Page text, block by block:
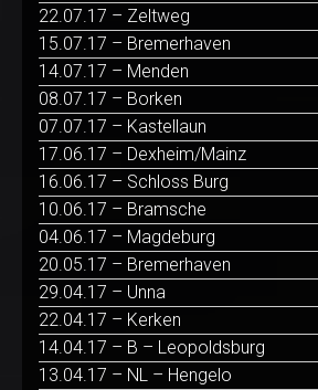
22.07.17 – Zeltweg
15.07.17 – Bremerhaven
14.07.17 – Menden
08.07.17 – Borken
07.07.17 – Kastellaun
17.06.17 – Dexheim/Mainz
16.06.17 – Schloss Burg
10.06.17 – Bramsche
04.06.17 – Magdeburg
20.05.17 – Bremerhaven
29.04.17 – Unna
22.04.17 – Kerken
14.04.17 – B – Leopoldsburg
13.04.17 – NL – Hengelo